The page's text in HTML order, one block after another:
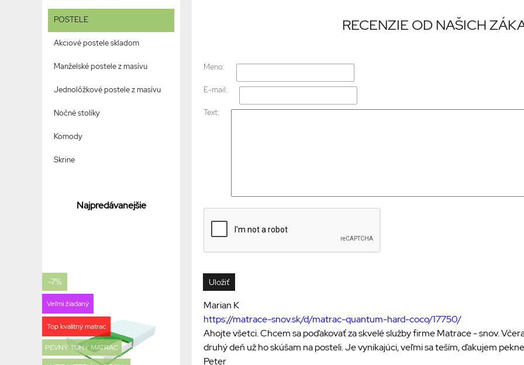
POSTELE
Akciové postele skladom
Manželské postele z masívu
Jednolôžkové postele z masívu
Nočné stolíky
Komody
Skrine
Najpredávanejšie
-7%
Veľmi žiadaný
Top kvalitný matrac
PEVNÝ TUHÝ MATRAC
RECENZIE OD NAŠICH
Meno:
E-mail:
Text:
Marian K
https://matrace-snov.sk/d/matrac-quantum-hard-coco/17750/
Ahojte všetci. Chcem sa poďakovať za skvelé služby firme Matrace - snov.
druhý deň už ho skúšam na posteli. Je vynikajúci, veľmi sa teším, ďakujem
Peter